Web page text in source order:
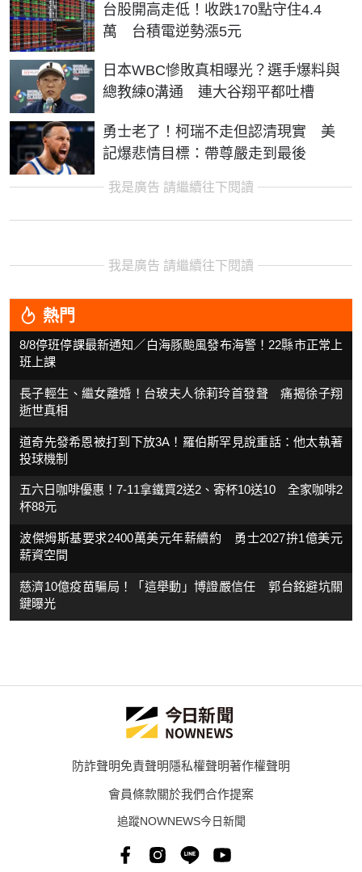
台股開高走低！收跌170點守住4.4
萬 台積電逆勢漲5元
日本WBC慘敗真相曝光？選手爆料與
總教練0溝通 連大谷翔平都吐槽
勇士老了！柯瑞不走但認清現實 美
記爆悲情目標：帶尊嚴走到最後
我是廣告 請繼續往下閱讀
我是廣告 請繼續往下閱讀
熱門
8/8停班停課最新通知／白海豚颱風發布海警！22縣市正常上
班上課
長子輕生、繼女離婚！台玻夫人徐莉玲首發聲 痛揭徐子翔
逝世真相
道奇先發希恩被打到下放3A！羅伯斯罕見說重話：他太執著
投球機制
五六日咖啡優惠！7-11拿鐵買2送2、寄杯10送10 全家咖啡2
杯88元
波傑姆斯基要求2400萬美元年薪續約 勇士2027拚1億美元
薪資空間
慈濟10億疫苗騙局！「這舉動」博證嚴信任 郭台銘避坑關
鍵曝光
防詐聲明免責聲明隱私權聲明著作權聲明
會員條款關於我們合作提案
追蹤NOWNEWS今日新聞